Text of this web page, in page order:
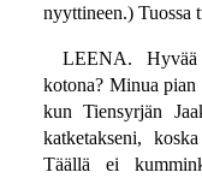
nyyttineen.) Tuossa
LEENA.
kotona? Minua pian
kun Tiensyrjän
katketakseni,
Täällä ei